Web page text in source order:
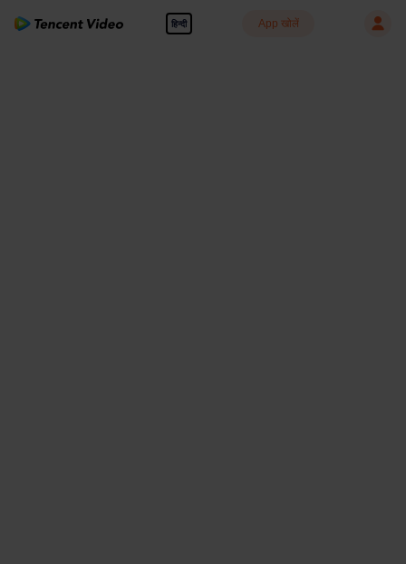
हिन्दी App खोलें